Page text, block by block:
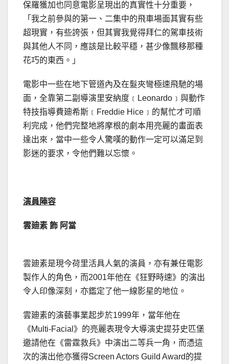
保羅獲加也同意電影呈現出的真實性十分重要，
「我之前參與的第一、二集中的飛車場面其實有些
超現實，有些誇張，但其實我覺得拜仁的駕車技術
與其他人不同，應該是比較平穩，甚少像飄移那種
花巧的東西。」
電影中一些在地下管道內及在髮夾彎極速飛馳的場
面，全靠第二副導演里安納度﹝Leonardo﹞與動作
特技指導費廸希斯﹝Freddie Hice﹞的幫忙才可順
利完成，他們完整地將摩根的劇本用亮麗的畫面表
達出來，當中一些令人驚嘆的動作一定可以滿足到
影迷的要求，令他們難以忘懷。
演員陣容
雲廸素 飾 阿當
雲廸素是現今荷里活具人氣的演員，亦有兼任電影
製作人的角色，而2001年他在《狂野時速》的演出
令人印像深刻，亦鑑定了他一線影星的地位。
雲廸素的演藝事業起步於1999年，當年他在
《Multi-Facial》的亮麗表現令大導演史提芬史匹堡
邀請他在《雷霆救兵》中演出二等兵一角，而憑這
次的演出他亦獲得Screen Actors Guild Award的提